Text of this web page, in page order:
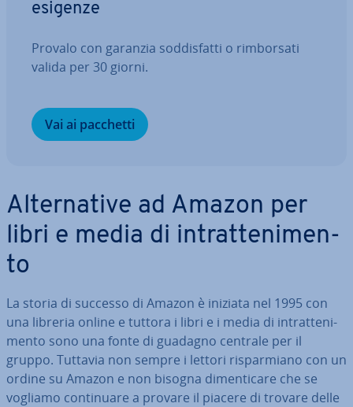
esigenze
Provalo con garanzia sod­di­sfat­ti o rim­bor­sa­ti
valida per 30 giorni.
Vai ai pacchetti
Al­ter­na­ti­ve ad Amazon per
libri e media di in­trat­te­ni­men­
to
La storia di successo di Amazon è iniziata nel 1995 con
una libreria online e tuttora i libri e i media di in­trat­te­ni­
men­to sono una fonte di guadagno centrale per il
gruppo. Tuttavia non sempre i lettori ri­spar­mia­no con un
ordine su Amazon e non bisogna di­men­ti­ca­re che se
vogliamo con­ti­nua­re a provare il piacere di trovare delle